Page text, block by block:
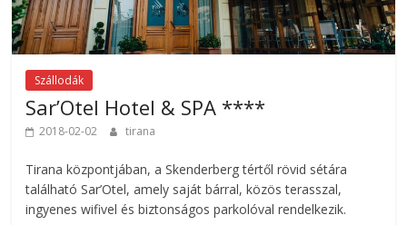
Szállodák
Sar’Otel Hotel & SPA ****
2018-02-02 tirana
Tirana központjában, a Skenderberg tértől rövid sétára
található Sar’Otel, amely saját bárral, közös terasszal,
ingyenes wifivel és biztonságos parkolóval rendelkezik.